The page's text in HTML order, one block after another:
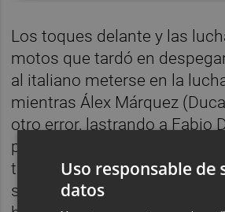
Los toques delante y las
motos que tardó en
al italiano meterse en la
mientras Álex Márquez
otro error, lastrando a Fabio
para verse atrás encima con
también español Maverick
sumó a la acción con
Uso responsable de
datos